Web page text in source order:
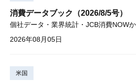
消費データブック（2026/8/5号）
2026年08月05日
米国